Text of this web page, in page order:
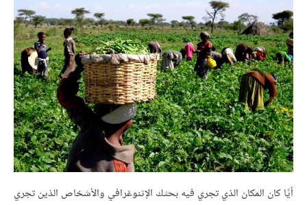
أيًا كان المكان الذي تجري فيه بحثك الإثنوغرافي والأشخاص الذين تجري